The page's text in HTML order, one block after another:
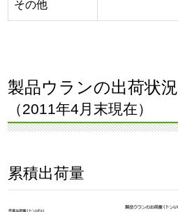
その他
製品ウランの出荷状況
（2011年4月末現在）
累積出荷量